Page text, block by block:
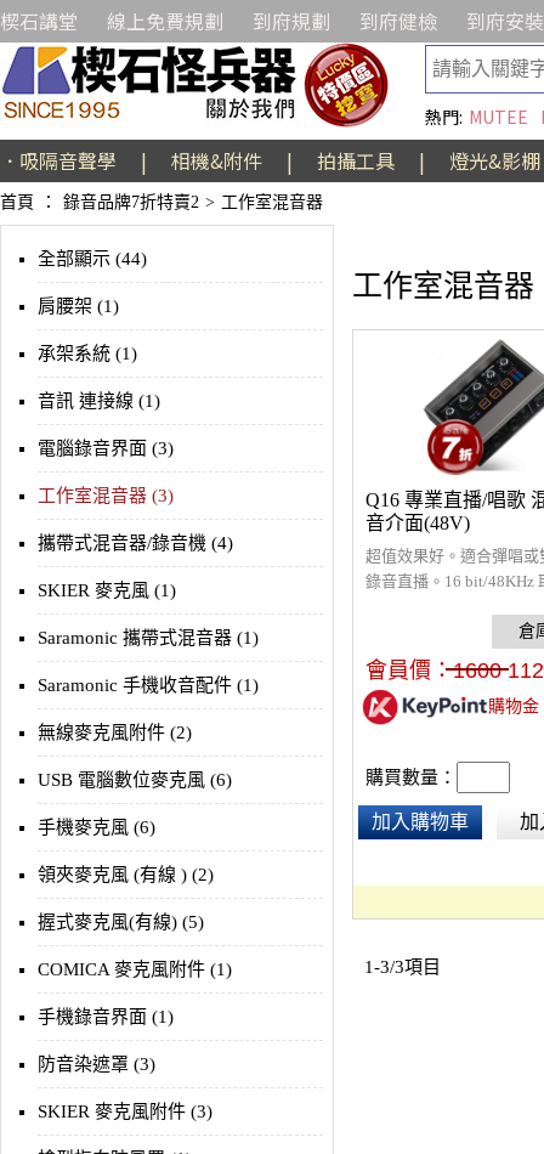
楔石講堂 線上免費規劃 到府規劃 到府健檢 到府安裝
熱門: MUTEE
．吸隔音聲學 | 相機&附件 | 拍攝工具 | 燈光&影棚
首頁 ： 錄音品牌7折特賣2 > 工作室混音器
全部顯示 (44)
肩腰架 (1)
承架系統 (1)
音訊 連接線 (1)
電腦錄音界面 (3)
工作室混音器 (3)
攜帶式混音器/錄音機 (4)
SKIER 麥克風 (1)
Saramonic 攜帶式混音器 (1)
Saramonic 手機收音配件 (1)
無線麥克風附件 (2)
USB 電腦數位麥克風 (6)
手機麥克風 (6)
領夾麥克風 (有線 ) (2)
握式麥克風(有線) (5)
COMICA 麥克風附件 (1)
手機錄音界面 (1)
防音染遮罩 (3)
SKIER 麥克風附件 (3)
工作室混音器
Q16 專業直播/唱歌
音介面(48V)
超值效果好。適合彈唱或
錄音直播。16 bit/48KHz
切成吉他樂器輸入，可
用高品質電容麥克風。具
果。一耳機監聽孔，可用
手機或電腦。2組輸出。
會員價：1600
購物金
購買數量：
加入購物車 加
1-3/3項目